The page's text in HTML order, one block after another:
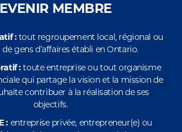
MEMBRE
: tout regroupement local, régional ou
gens d’affaires établi en Ontario.
: toute entreprise ou tout organisme
qui partage la vision et la mission de
contribuer à la réalisation de ses
objectifs.
: entreprise privée, entrepreneur(e) ou